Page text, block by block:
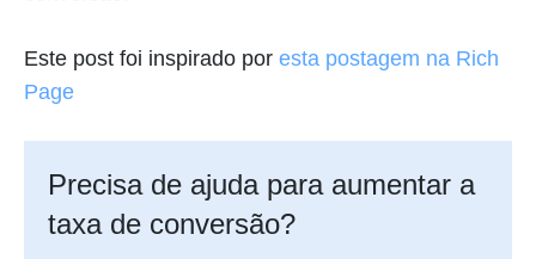
Este post foi inspirado por esta postagem na Rich
Page
Precisa de ajuda para aumentar a
taxa de conversão?